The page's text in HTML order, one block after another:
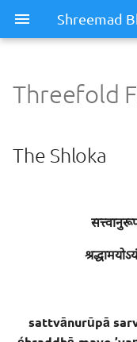
Shreemad
Threefold Faith - 17 -
The Shloka
Sentence - 1
Threefold
The Shloka
sattvānurūpā